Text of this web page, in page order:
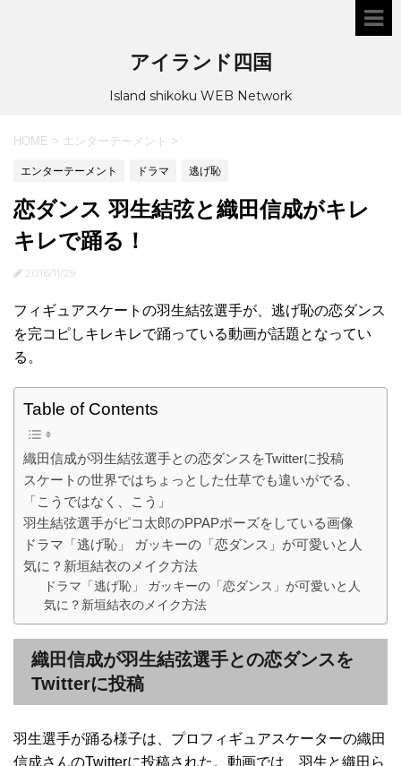
アイランド四国
Island shikoku WEB Network
HOME > エンターテーメント >
エンターテーメント ドラマ 逃げ恥
恋ダンス 羽生結弦と織田信成がキレ
キレで踊る！
2016/11/29
フィギュアスケートの羽生結弦選手が、逃げ恥の恋ダンス
を完コピしキレキレで踊っている動画が話題となってい
る。
Table of Contents
織田信成が羽生結弦選手との恋ダンスをTwitterに投稿
スケートの世界ではちょっとした仕草でも違いがでる、
「こうではなく、こう」
羽生結弦選手がピコ太郎のPPAPポーズをしている画像
ドラマ「逃げ恥」 ガッキーの「恋ダンス」が可愛いと人
気に？新垣結衣のメイク方法
ドラマ「逃げ恥」 ガッキーの「恋ダンス」が可愛いと人
気に？新垣結衣のメイク方法
織田信成が羽生結弦選手との恋ダンスを
Twitterに投稿
羽生選手が踊る様子は、プロフィギュアスケーターの織田
信成さんのTwitterに投稿された。動画では、羽生と織田ら